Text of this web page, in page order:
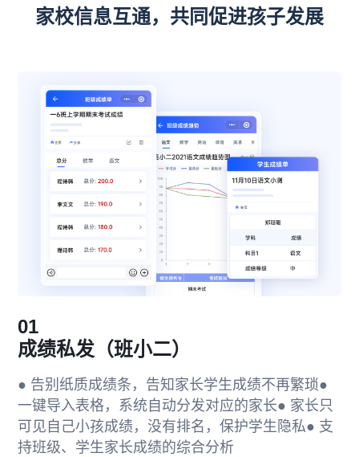
家校信息互通，共同促进孩子发展
01
成绩私发（班小二）
● 告别纸质成绩条，告知家长学生成绩不再繁琐●
一键导入表格，系统自动分发对应的家长● 家长只
可见自己小孩成绩，没有排名，保护学生隐私● 支
持班级、学生家长成绩的综合分析